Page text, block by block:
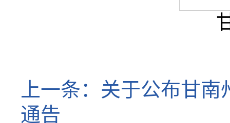
上一条： 关于公布甘南
通告